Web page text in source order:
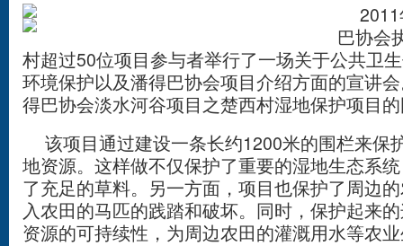
2011
巴协会
村超过50位项目参与者举行了一场关于公共卫
环境保护以及潘得巴协会项目介绍方面的宣讲
得巴协会淡水河谷项目之楚西村湿地保护项目
该项目通过建设一条长约1200米的围栏来保
地资源。这样做不仅保护了重要的湿地生态系
了充足的草料。另一方面，项目也保护了周边
入农田的马匹的践踏和破坏。同时，保护起来
资源的可持续性，为周边农田的灌溉用水等农